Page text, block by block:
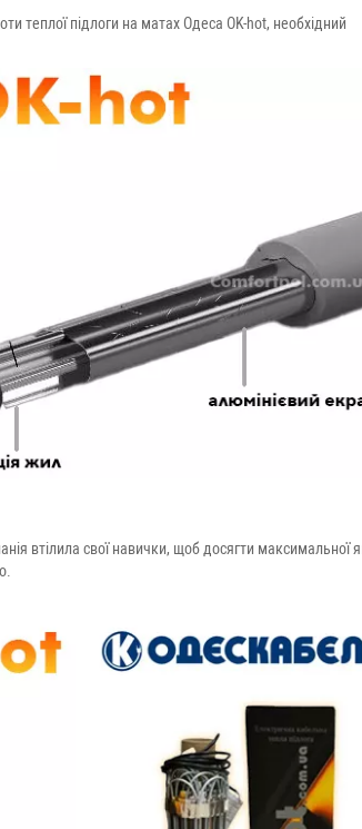
теплої підлоги на матах Одеса OK-hot, необхідний
втілила свої навички, щоб досягти максимальної